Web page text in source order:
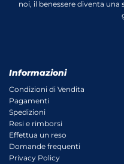
noi, il benessere diventa
Informazioni
Condizioni di Vendita
Pagamenti
Spedizioni
Resi e rimborsi
Effettua un reso
Domande frequenti
Privacy Policy